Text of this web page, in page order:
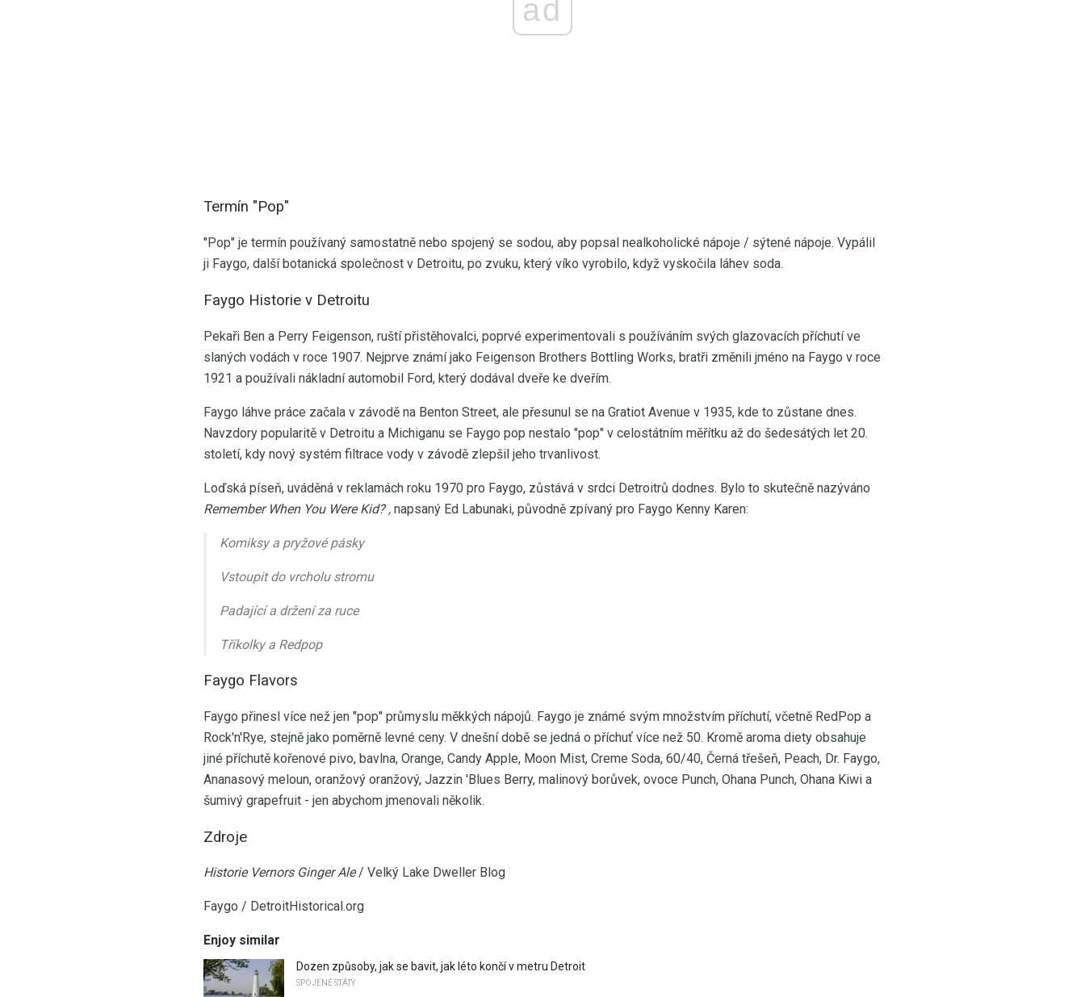
ad
Termín "Pop"
"Pop" je termín používaný samostatně nebo spojený se sodou, aby popsal nealkoholické nápoje / sýtené nápoje. Vypálil
ji Faygo, další botanická společnost v Detroitu, po zvuku, který víko vyrobilo, když vyskočila láhev soda.
Faygo Historie v Detroitu
Pekaři Ben a Perry Feigenson, ruští přistěhovalci, poprvé experimentovali s používáním svých glazovacích příchutí ve
slaných vodách v roce 1907. Nejprve známí jako Feigenson Brothers Bottling Works, bratři změnili jméno na Faygo v roce
1921 a používali nákladní automobil Ford, který dodával dveře ke dveřím.
Faygo láhve práce začala v závodě na Benton Street, ale přesunul se na Gratiot Avenue v 1935, kde to zůstane dnes.
Navzdory popularitě v Detroitu a Michiganu se Faygo pop nestalo "pop" v celostátním měřítku až do šedesátých let 20.
století, kdy nový systém filtrace vody v závodě zlepšil jeho trvanlivost.
Loďská píseň, uváděná v reklamách roku 1970 pro Faygo, zůstává v srdci Detroitrů dodnes. Bylo to skutečně nazýváno
Remember When You Were Kid? , napsaný Ed Labunaki, původně zpívaný pro Faygo Kenny Karen:
Komiksy a pryžové pásky
Vstoupit do vrcholu stromu
Padající a držení za ruce
Tříkolky a Redpop
Faygo Flavors
Faygo přinesl více než jen "pop" průmyslu měkkých nápojů. Faygo je známé svým množstvím příchutí, včetně RedPop a
Rock'n'Rye, stejně jako poměrně levné ceny. V dnešní době se jedná o příchuť více než 50. Kromě aroma diety obsahuje
jiné příchutě kořenové pivo, bavlna, Orange, Candy Apple, Moon Mist, Creme Soda, 60/40, Černá třešeň, Peach, Dr. Faygo,
Ananasový meloun, oranžový oranžový, Jazzin 'Blues Berry, malinový borůvek, ovoce Punch, Ohana Punch, Ohana Kiwi a
šumivý grapefruit - jen abychom jmenovali několik.
Zdroje
Historie Vernors Ginger Ale/ Velký Lake Dweller Blog
Faygo / DetroitHistorical.org
Enjoy similar
Dozen způsoby, jak se bavit, jak léto končí v metru Detroit
SPOJENÉ STÁTY